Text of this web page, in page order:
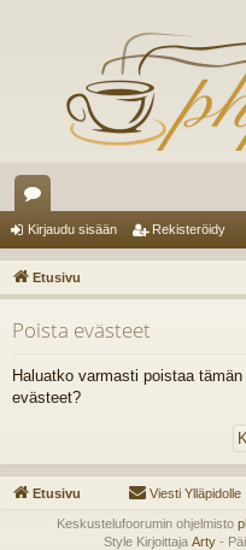
es
ku
st
el
ua
t
Kirjaudu sisään Rekisteröidy
Etusivu
Poista evästeet
Haluatko varmasti poistaa
evästeet?
Etusivu Viesti Ylläpidolle
Keskustelufoorumin ohjelmisto
Style Kirjoittaja Arty-